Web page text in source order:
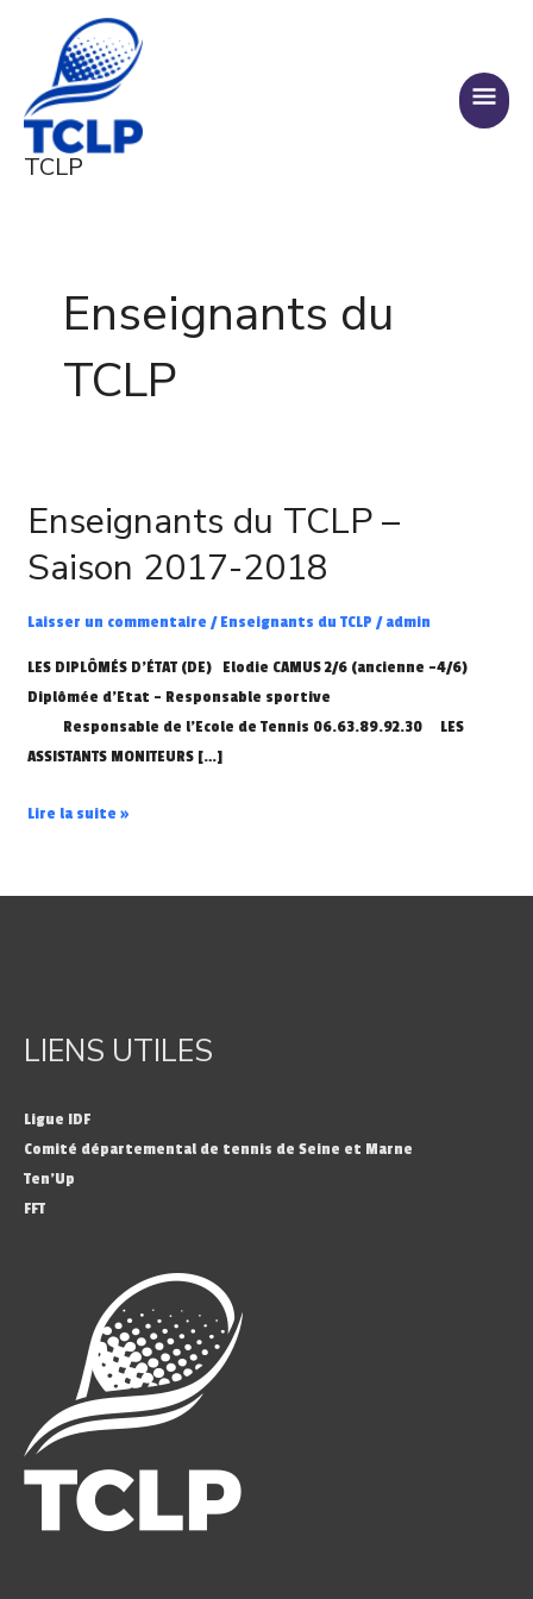
contenu
TCLP
Enseignants du
TCLP
Enseignants du TCLP –
Saison 2017-2018
Laisser un commentaire /Enseignants du TCLP /admin
LES DIPLÔMÉS D’ÉTAT (DE) Elodie CAMUS 2/6 (ancienne -4/6)
Diplômée d’Etat – Responsable sportive
Responsable de l’Ecole de Tennis 06.63.89.92.30 LES
ASSISTANTS MONITEURS […]
Enseignants
TCLP
Saison
2017-
2018
Lire la suite »
LIENS UTILES
Ligue IDF
Comité départemental de tennis de Seine et Marne
Ten’Up
FFT